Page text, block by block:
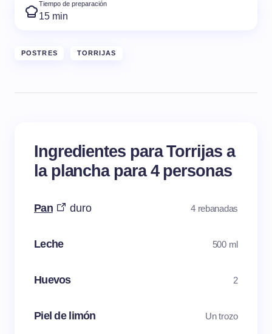
Tiempo de preparación
15 min
POSTRES TORRIJAS
Ingredientes para Torrijas a
la plancha para 4 personas
Pan duro 4 rebanadas
Leche 500 ml
Huevos 2
Piel de limón Un trozo